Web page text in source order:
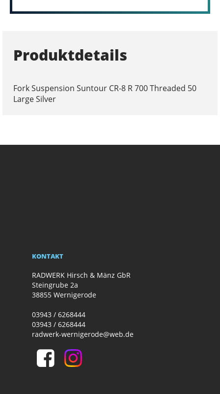
Produktdetails
Fork Suspension Suntour CR-8 R 700 Threaded 50
Large Silver
KONTAKT
RADWERK Hirsch & Mänz GbR
Steingrube 2a
38855 Wernigerode
03943 / 6268444
03943 / 6268444
radwerk-wernigerode@web.de